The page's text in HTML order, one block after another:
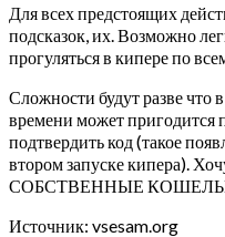
Для всех предстоящих
подсказок, их. Возможно
прогуляться в кипере по
Сложности будут разве что
времени может пригодится
подтвердить код (такое
втором запуске кипера).
СОБСТВЕННЫЕ
Источник: vsesam.org